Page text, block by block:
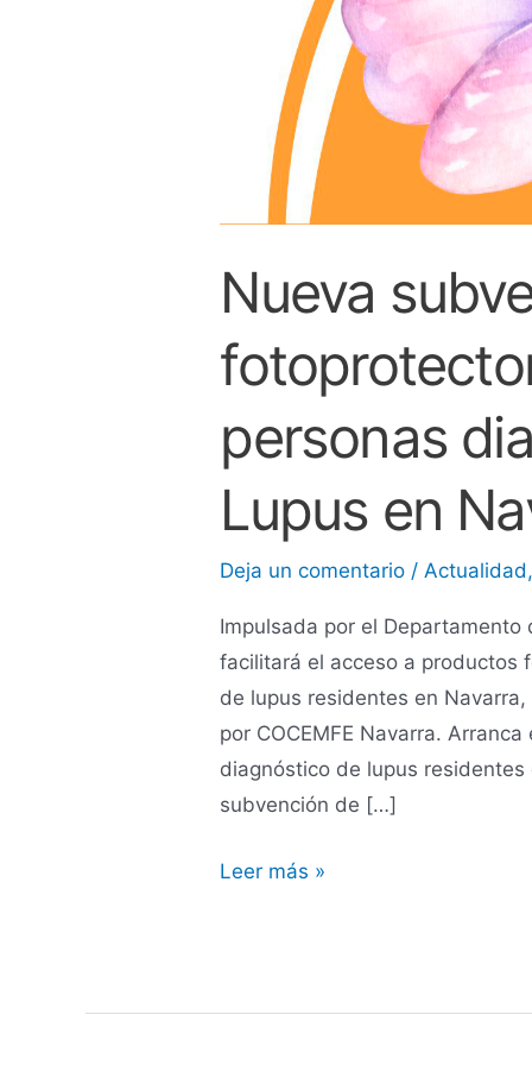
Nueva
personas
Lupus en
Deja un comentario / Actualidad,
Impulsada por el
facilitará el acceso a productos
de lupus residentes en
por COCEMFE Navarra.
diagnóstico de lupus
subvención de […]
Leer más »